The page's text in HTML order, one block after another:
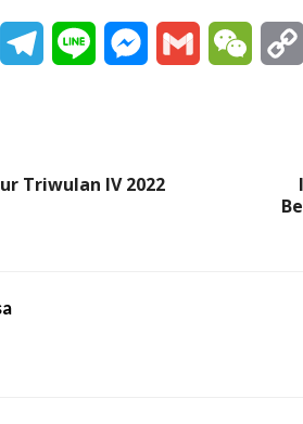
Email Telegram
Line Messenger
Gmail WeChat
Triwulan IV 2022